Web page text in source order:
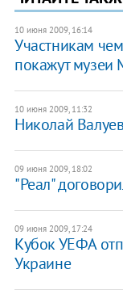
10 июня 2009, 16:14
Участникам
покажут музеи
10 июня 2009, 11:32
Николай
09 июня 2009, 18:02
"Реал"
09 июня 2009, 17:24
Кубок УЕФА
Украине